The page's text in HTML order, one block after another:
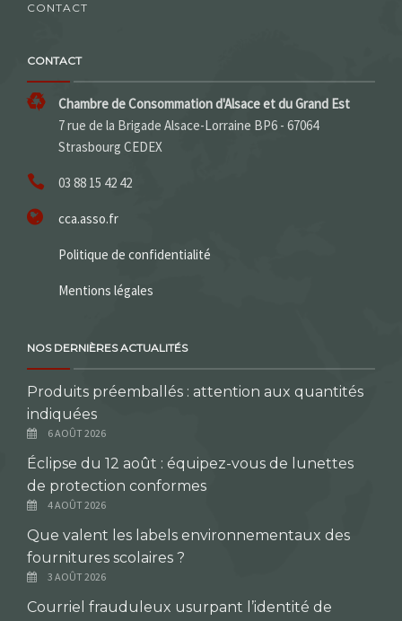
CONTACT
CONTACT
Chambre de Consommation d'Alsace et du Grand Est
7 rue de la Brigade Alsace-Lorraine BP6 - 67064
Strasbourg CEDEX
03 88 15 42 42
cca.asso.fr
Politique de confidentialité
Mentions légales
NOS DERNIÈRES ACTUALITÉS
Produits préemballés : attention aux quantités
indiquées
6 AOÛT 2026
Éclipse du 12 août : équipez-vous de lunettes
de protection conformes
4 AOÛT 2026
Que valent les labels environnementaux des
fournitures scolaires ?
3 AOÛT 2026
Courriel frauduleux usurpant l’identité de